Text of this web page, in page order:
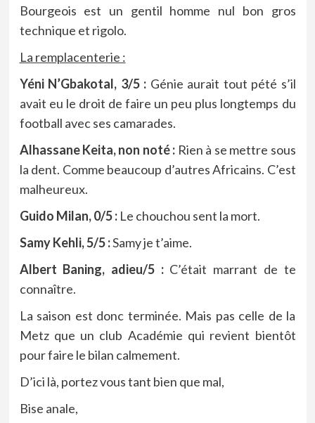
Bourgeois est un gentil homme nul bon gros
technique et rigolo.
La remplacenterie :
Yéni N’Gbakotal, 3/5 : Génie aurait tout pété s’il
avait eu le droit de faire un peu plus longtemps du
football avec ses camarades.
Alhassane Keita, non noté : Rien à se mettre sous
la dent. Comme beaucoup d’autres Africains. C’est
malheureux.
Guido Milan, 0/5 : Le chouchou sent la mort.
Samy Kehli, 5/5 :Samy je t’aime.
Albert Baning, adieu/5 : C’était marrant de te
connaître.
La saison est donc terminée. Mais pas celle de la
Metz que un club Académie qui revient bientôt
pour faire le bilan calmement.
D’ici là, portez vous tant bien que mal,
Bise anale,